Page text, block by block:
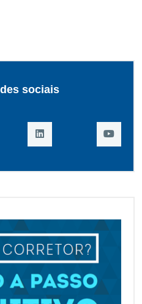
sociais